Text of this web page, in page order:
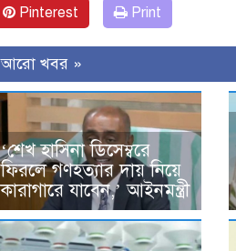
Pinterest Print
আরো খবর »
‘শেখ হাসিনা ডিসেম্বরে
ফিরলে গণহত্যার দায় নিয়ে
কারাগারে যাবেন,’ আইনমন্ত্রী